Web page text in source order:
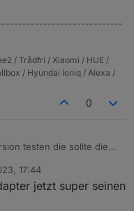
/ Trådfri / Xiaomi / HUE /
/ Hyundai Ioniq / Alexa /
0
testen die sollte die
17:44
jetzt super seinen